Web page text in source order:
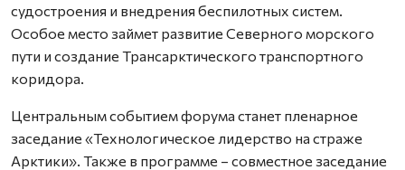
судостроения и внедрения беспилотных систем.
Особое место займет развитие Северного морского
пути и создание Трансарктического транспортного
коридора.
Центральным событием форума станет пленарное
заседание «Технологическое лидерство на страже
Арктики». Также в программе – совместное заседание